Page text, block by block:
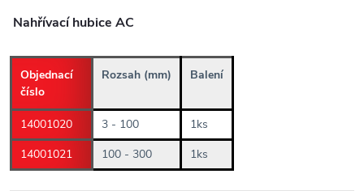
Nahřívací hubice AC
Objednací
číslo
Rozsah (mm) Balení
14001020 3 - 100
1ks
14001021
100 - 300 1ks